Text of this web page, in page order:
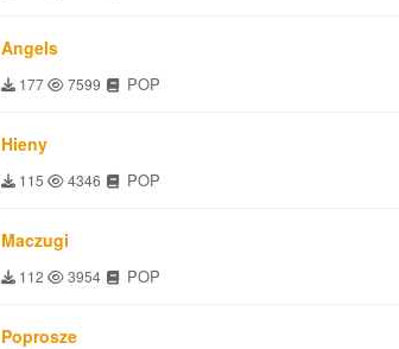
Angels
177 7599 POP
Hieny
115 4346 POP
Maczugi
112 3954 POP
Poprosze